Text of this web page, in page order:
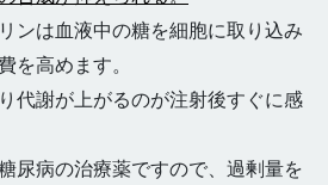
ンは血液中の糖を細胞に取り込み
を高めます。
代謝が上がるのが注射後すぐに感
尿病の治療薬ですので、過剰量を